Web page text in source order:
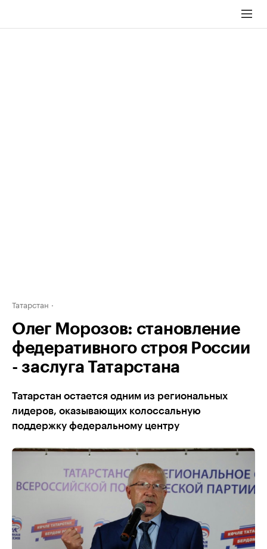
Татарстан
Олег Морозов: становление
федеративного строя России
- заслуга Татарстана
Татарстан остается одним из региональных
лидеров, оказывающих колоссальную
поддержку федеральному центру